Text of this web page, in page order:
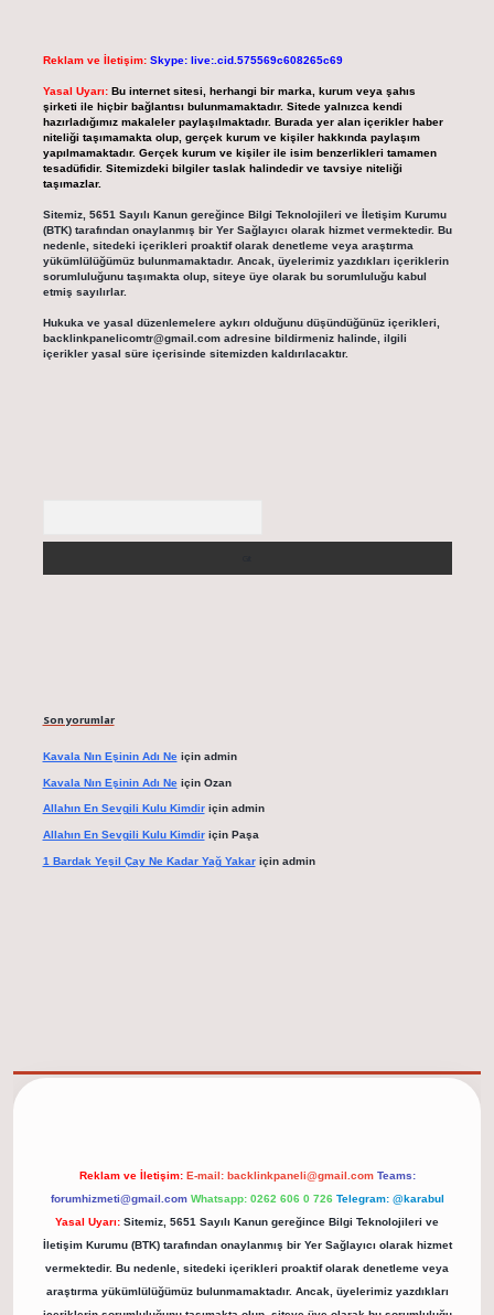
Reklam ve İletişim: Skype: live:.cid.575569c608265c69
Yasal Uyarı: Bu internet sitesi, herhangi bir marka, kurum veya şahıs
şirketi ile hiçbir bağlantısı bulunmamaktadır. Sitede yalnızca kendi
hazırladığımız makaleler paylaşılmaktadır. Burada yer alan içerikler haber
niteliği taşımamakta olup, gerçek kurum ve kişiler hakkında paylaşım
yapılmamaktadır. Gerçek kurum ve kişiler ile isim benzerlikleri tamamen
tesadüfidir. Sitemizdeki bilgiler taslak halindedir ve tavsiye niteliği
taşımazlar.
Sitemiz, 5651 Sayılı Kanun gereğince Bilgi Teknolojileri ve İletişim Kurumu
(BTK) tarafından onaylanmış bir Yer Sağlayıcı olarak hizmet vermektedir. Bu
nedenle, sitedeki içerikleri proaktif olarak denetleme veya araştırma
yükümlülüğümüz bulunmamaktadır. Ancak, üyelerimiz yazdıkları içeriklerin
sorumluluğunu taşımakta olup, siteye üye olarak bu sorumluluğu kabul
etmiş sayılırlar.
Hukuka ve yasal düzenlemelere aykırı olduğunu düşündüğünüz içerikleri,
backlinkpanelicomtr@gmail.comadresine bildirmeniz halinde, ilgili
içerikler yasal süre içerisinde sitemizden kaldırılacaktır.
Son yorumlar
Kavala Nın Eşinin Adı Neiçin admin
Kavala Nın Eşinin Adı Neiçin Ozan
Allahın En Sevgili Kulu Kimdiriçin admin
Allahın En Sevgili Kulu Kimdiriçin Paşa
1 Bardak Yeşil Çay Ne Kadar Yağ Yakariçin admin
Reklam ve İletişim: E-mail: backlinkpaneli@gmail.com Teams:
forumhizmeti@gmail.com Whatsapp: 0262 606 0 726 Telegram: @karabul
Yasal Uyarı: Sitemiz, 5651 Sayılı Kanun gereğince Bilgi Teknolojileri ve
İletişim Kurumu (BTK) tarafından onaylanmış bir Yer Sağlayıcı olarak hizmet
vermektedir. Bu nedenle, sitedeki içerikleri proaktif olarak denetleme veya
araştırma yükümlülüğümüz bulunmamaktadır. Ancak, üyelerimiz yazdıkları